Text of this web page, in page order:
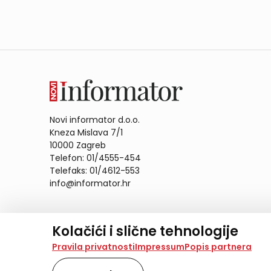
Kolačići i slične tehnologije
Na našoj web stranici koristimo kolačiće i slične
analiziramo promet na stranici te prikazujemo
također koriste ove tehnologije.
Pravila privatnostiImpressumPopis partnera
Novi informator d.o.o.
Kneza Mislava 7/1
10000 Zagreb
Telefon: 01/4555-454
Telefaks: 01/4612-553
info@informator.hr